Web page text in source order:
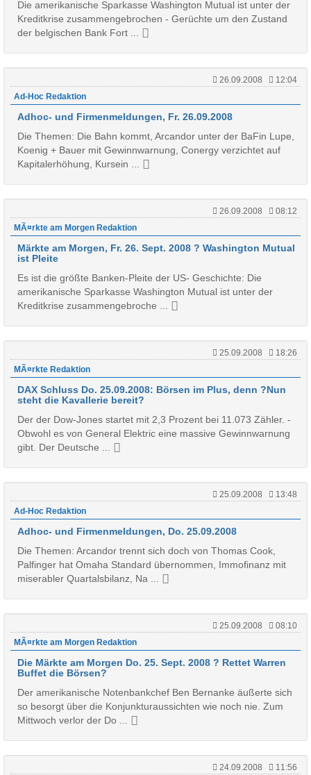
Die amerikanische Sparkasse Washington Mutual ist unter der
Kreditkrise zusammengebrochen - Gerüchte um den Zustand
der belgischen Bank Fort ...
26.09.2008
12:04
Ad-Hoc Redaktion
Adhoc- und Firmenmeldungen, Fr. 26.09.2008
Die Themen: Die Bahn kommt, Arcandor unter der BaFin Lupe,
Koenig + Bauer mit Gewinnwarnung, Conergy verzichtet auf
Kapitalerhöhung, Kursein ...
26.09.2008
08:12
MÃ¤rkte am Morgen Redaktion
Märkte am Morgen, Fr. 26. Sept. 2008 ? Washington Mutual
ist Pleite
Es ist die größte Banken-Pleite der US- Geschichte: Die
amerikanische Sparkasse Washington Mutual ist unter der
Kreditkrise zusammengebroche ...
25.09.2008
18:26
MÃ¤rkte Redaktion
DAX Schluss Do. 25.09.2008: Börsen im Plus, denn ?Nun
steht die Kavallerie bereit?
Der der Dow-Jones startet mit 2,3 Prozent bei 11.073 Zähler. -
Obwohl es von General Elektric eine massive Gewinnwarnung
gibt. Der Deutsche ...
25.09.2008
13:48
Ad-Hoc Redaktion
Adhoc- und Firmenmeldungen, Do. 25.09.2008
Die Themen: Arcandor trennt sich doch von Thomas Cook,
Palfinger hat Omaha Standard übernommen, Immofinanz mit
miserabler Quartalsbilanz, Na ...
25.09.2008
08:10
MÃ¤rkte am Morgen Redaktion
Die Märkte am Morgen Do. 25. Sept. 2008 ? Rettet Warren
Buffet die Börsen?
Der amerikanische Notenbankchef Ben Bernanke äußerte sich
so besorgt über die Konjunkturaussichten wie noch nie. Zum
Mittwoch verlor der Do ...
24.09.2008
11:56